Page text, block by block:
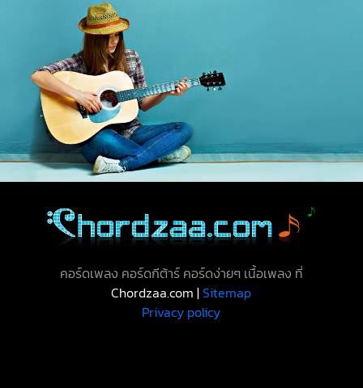
คอร์ดเพลง คอร์ดกีต้าร์ คอร์ดง่ายๆ เนื้อเพลง ที่
Chordzaa.com |Sitemap
Privacy policy